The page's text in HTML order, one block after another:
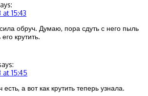
at 15:43
обруч. Думаю, пора сдуть с него пыль
крутить.
at 15:45
а вот как крутить теперь узнала.